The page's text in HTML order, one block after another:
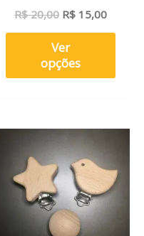
R$20,00 R$ 15,00
Ver
opções
tem